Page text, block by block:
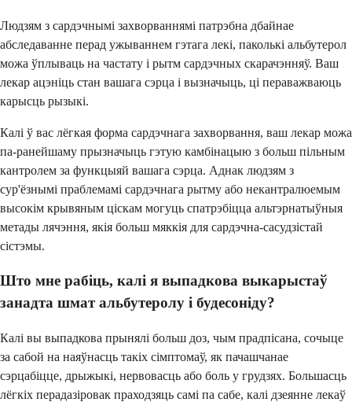
Людзям з сардэчнымі захворваннямі патрэбна дбайнае
абследаванне перад ужываннем гэтага лекі, паколькі альбутерол
можа ўплываць на частату і рытм сардэчных скарачэнняў. Ваш
лекар ацэніць стан вашага сэрца і вызначыць, ці пераважваюць
карысць рызыкі.
Калі ў вас лёгкая форма сардэчнага захворвання, ваш лекар можа
па-ранейшаму прызначыць гэтую камбінацыю з больш пільным
кантролем за функцыяй вашага сэрца. Аднак людзям з
сур'ёзнымі праблемамі сардэчнага рытму або некантралюемым
высокім крывяным ціскам могуць спатрэбіцца альтэрнатыўныя
метады лячэння, якія больш мяккія для сардэчна-сасудзістай
сістэмы.
Што мне рабіць, калі я выпадкова выкарыстаў
занадта шмат альбутеролу і будесоніду?
Калі вы выпадкова прынялі больш доз, чым прадпісана, сочыце
за сабой на наяўнасць такіх сімптомаў, як пачашчанае
сэрцабіцце, дрыжыкі, нервовасць або боль у грудзях. Большасць
лёгкіх перадазіровак праходзяць самі па сабе, калі дзеянне лекаў